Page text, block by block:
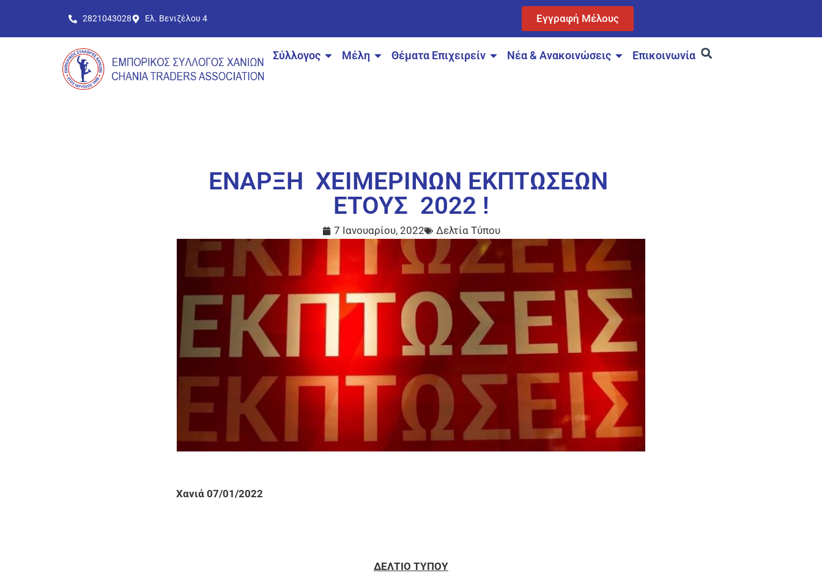
2821043028 Ελ. Βενιζέλου 4 Εγγραφή Μέλους
Σύλλογος Μέλη Θέματα Επιχειρείν Νέα & Ανακοινώσεις Επικοινωνία
ΕΝΑΡΞΗ ΧΕΙΜΕΡΙΝΩΝ ΕΚΠΤΩΣΕΩΝ
ΕΤΟΥΣ 2022 !
7 Ιανουαρίου, 2022 Δελτία Τύπου
Χανιά 07/01/2022
ΔΕΛΤΙΟ ΤΥΠΟΥ